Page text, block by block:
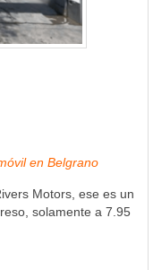
en Belgrano
Motors, ese es un
solamente a 7.95